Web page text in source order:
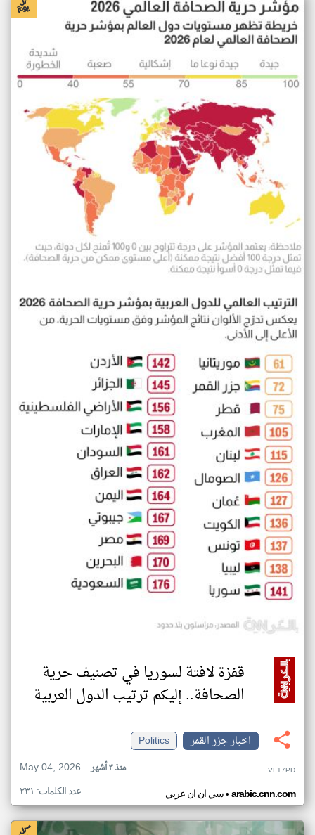
قفزة لافتة لسوريا في تصنيف حرية
الصحافة.. إليكم ترتيب الدول العربية
اخبار جزر القمر
Politics
May 04, 2026
منذ ٣ أشهر VF17PD
سي ان ان عربي• arabic.cnn.com عدد الكلمات: ٢٣١